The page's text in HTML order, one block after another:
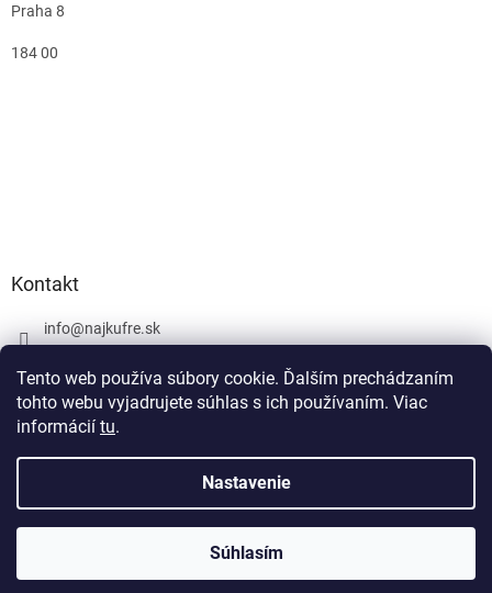
Tento web používa súbory cookie. Ďalším prechádzaním
tohto webu vyjadrujete súhlas s ich používaním. Viac
informácií tu.
Nastavenie
Súhlasím
Praha 8
184 00
Kontakt
info@najkufre.sk
Facebook
Vytvoril Shoptet
najkufre.sk. Všetky práva vyhradené.